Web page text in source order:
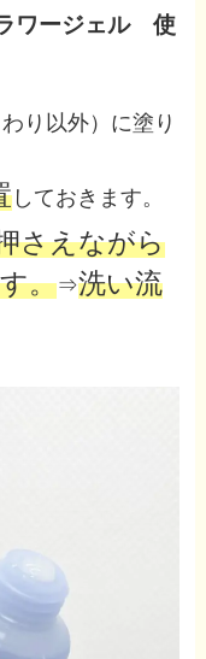
ワージェル 使
り以外）に塗り
しておきます。
さえながら
。⇒洗い流